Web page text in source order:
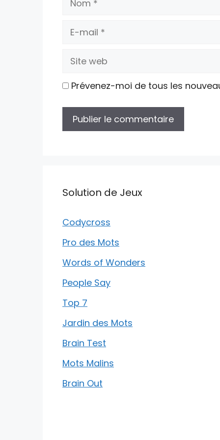
E-
Site
Prévenez-moi de tous les
Solution de Jeux
Codycross
Pro des Mots
Words of Wonders
People Say
Top 7
Jardin des Mots
Brain Test
Mots Malins
Brain Out